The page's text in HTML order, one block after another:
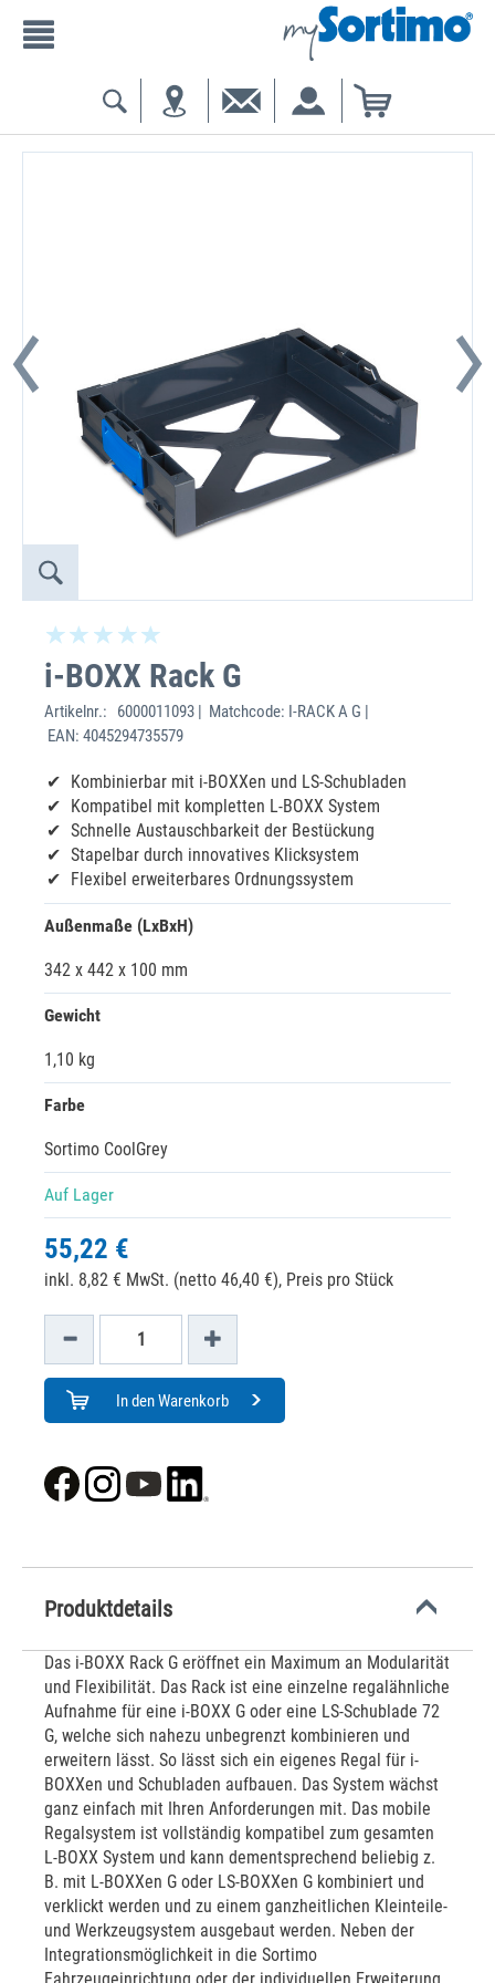
i-BOXX Rack G
Artikelnr.:
6000011093 | Matchcode: I-RACK A G |
EAN: 4045294735579
Kombinierbar mit i-BOXXen und LS-Schubladen
Kompatibel mit kompletten L-BOXX System
Schnelle Austauschbarkeit der Bestückung
Stapelbar durch innovatives Klicksystem
Flexibel erweiterbares Ordnungssystem
Außenmaße (LxBxH)
342 x 442 x 100 mm
Gewicht
1,10 kg
Farbe
Sortimo CoolGrey
Auf Lager
55,22 €
inkl. 8,82 € MwSt. (netto 46,40 €), Preis pro Stück
In den Warenkorb
Produktdetails
Das i-BOXX Rack G eröffnet ein Maximum an Modularität
und Flexibilität. Das Rack ist eine einzelne regalähnliche
Aufnahme für eine i-BOXX G oder eine LS-Schublade 72
G, welche sich nahezu unbegrenzt kombinieren und
erweitern lässt. So lässt sich ein eigenes Regal für i-
BOXXen und Schubladen aufbauen. Das System wächst
ganz einfach mit Ihren Anforderungen mit. Das mobile
Regalsystem ist vollständig kompatibel zum gesamten
L-BOXX System und kann dementsprechend beliebig z.
B. mit L-BOXXen G oder LS-BOXXen G kombiniert und
verklickt werden und zu einem ganzheitlichen Kleinteile-
und Werkzeugsystem ausgebaut werden. Neben der
Integrationsmöglichkeit in die Sortimo